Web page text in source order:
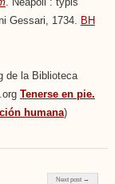
Gessari, 1734. BH
de la Biblioteca
Tenerse en pie.
humana)
Next post →